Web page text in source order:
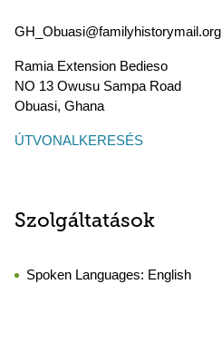
GH_Obuasi@familyhistorymail.org
Ramia Extension Bedieso
NO 13 Owusu Sampa Road
Obuasi, Ghana
ÚTVONALKERESÉS
Szolgáltatások
Spoken Languages: English